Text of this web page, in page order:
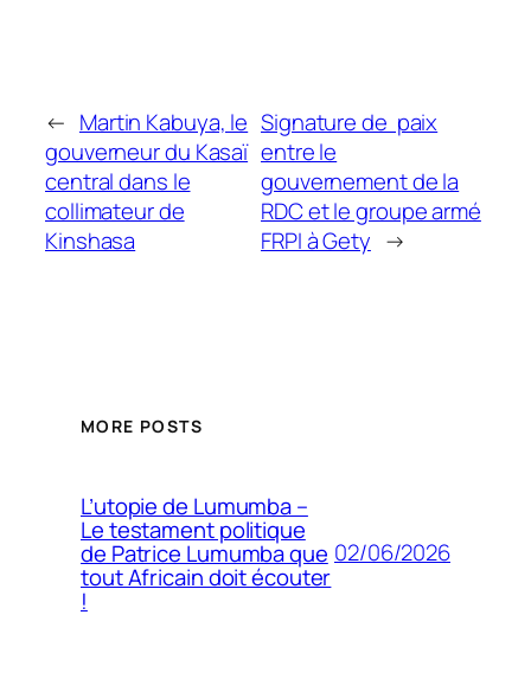
← Martin Kabuya, le
gouverneur du Kasaï
central dans le
collimateur de
Kinshasa
Signature de paix
entre le
gouvernement de la
RDC et le groupe armé
FRPI à Gety →
MORE POSTS
L’utopie de Lumumba –
Le testament politique
de Patrice Lumumba que
tout Africain doit écouter
!
02/06/2026